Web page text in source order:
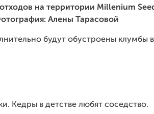
на территории Millenium
Алены Тарасовой
будут обустроены клумбы
Кедры в детстве любят соседство.